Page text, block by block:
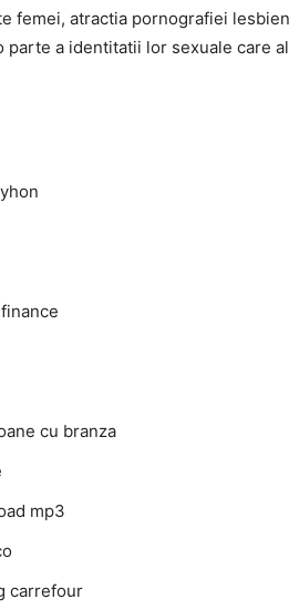
femei, atractia pornografiei
parte a identitatii lor sexuale care
cu branza
mp3
carrefour